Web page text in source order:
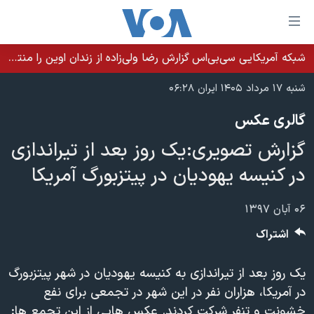
لینکهای
قابل
دسترسی
جهش
محتوای
اصلی
جهش
به
اصلی
جهش
جستجو
خانه
نسخه سبک وب‌سایت
موضوع ها
ایران
آمریکا
ویژه برنامه‌ها
ویدیوها
برنامه های تلویزیونی
جدول برنامه ها
صفحه‌های ویژه
۲۵۰سالگی آمریکا
بایگانی برنامه‌های تلویزیونی
فرکانس‌های صدای آمریکا
یادگیری زبان انگلیسی
شبکه آمریکایی سی‌بی‌‌اس گزارش رضا ولی‌زاده از زندان اوین را منتشر کرد؛ کامران حکمتی پیش از آغاز شیمی‌درمانی به زندان بازگردانده شد
شنبه ۱۷ مرداد ۱۴۰۵ ایران ۰۶:۲۸
گالری عکس
گزارش تصویری:‌یک روز بعد از تیراندازی
در کنیسه یهودیان در پیتزبورگ آمریکا
۰۶ آبان ۱۳۹۷
یک روز بعد از تیراندازی به کنیسه یهودیان در شهر پیتزبورگ
در آمریکا، هزاران نفر در این شهر در تجمعی برای نفع
اشتراک